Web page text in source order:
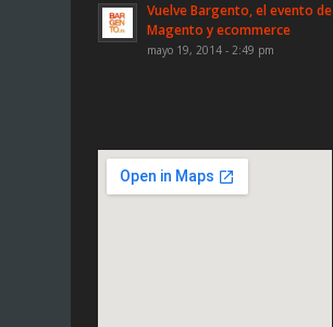
Vuelve Bargento, el evento de
Magento y ecommerce
mayo 19, 2014 - 2:49 pm